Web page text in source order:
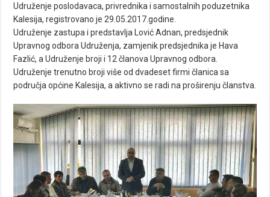
Udruženje poslodavaca, privrednika i samostalnih poduzetnika
Kalesija, registrovano je 29.05.2017.godine.
Udruženje zastupa i predstavlja Lović Adnan, predsjednik
Upravnog odbora Udruženja, zamjenik predsjednika je Hava
Fazlić, a Udruženje broji i 12 članova Upravnog odbora.
Udruženje trenutno broji više od dvadeset firmi članica sa
područja općine Kalesija, a aktivno se radi na proširenju članstva.